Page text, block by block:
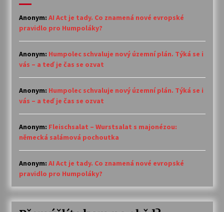
Anonym: AI Act je tady. Co znamená nové evropské
pravidlo pro Humpoláky?
Anonym: Humpolec schvaluje nový územní plán. Týká se i
vás – a teď je čas se ozvat
Anonym: Humpolec schvaluje nový územní plán. Týká se i
vás – a teď je čas se ozvat
Anonym: Fleischsalat – Wurstsalat s majonézou:
německá salámová pochoutka
Anonym: AI Act je tady. Co znamená nové evropské
pravidlo pro Humpoláky?